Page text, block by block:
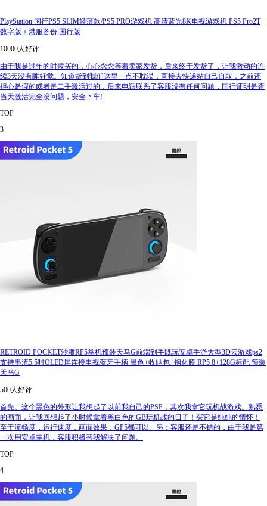
PlayStation 国行PS5 SLIM轻薄款/PS5 PRO游戏机 高清蓝光8K电视游戏机 PS5 Pro2T
数字版＋港服备份 国行版
10000人好评
由于我是过年的时候买的，心心念念等着卖家发货，后来终于发货了，让我激动的连
续3天没有睡好觉。知道货到我们这里一点不耽误，直接去快递站自己自取，之前还
担心是假的或者是二手激活过的，后来电话联系了客服没有任何问题，国行证明是否
当天激活完全没问题，安全下车!
TOP
3
RETROID POCKET沙雕RP5掌机预装天马G前端到手既玩安卓手游大型3D云游戏ps2
支持串流5.5吋OLED屏连接电视蓝牙手柄 黑色+收纳包+钢化膜 RP5 8+128G标配 预装
天马G
500人好评
首先。这个黑色的外形让我想起了以前我自己的PSP，其次我拿它玩机战游戏。熟悉
的画面，让我回想起了小时候拿着黑白色的GB玩机战的日子！买它是纯纯的情怀！
至于流畅度，运行速度，画面效果，GP5都可以。另：客服还是不错的，由于我是第
一次用安卓掌机，客服积极替我解决了问题。
TOP
4